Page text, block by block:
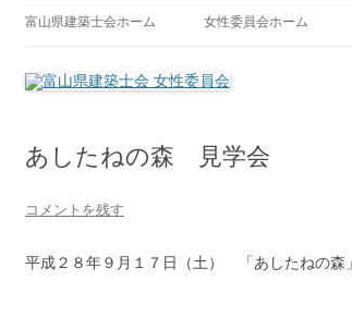
富山県建築士会ホーム 女性委員会ホーム
あしたねの森 見学会
コメントを残す
平成２８年９月１７日（土） 「あしたねの森